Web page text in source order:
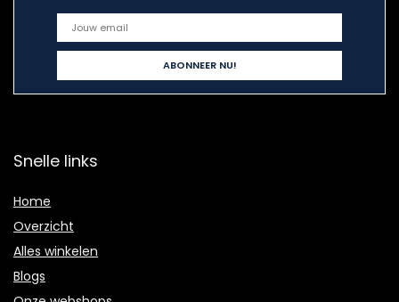
Snelle links
Home
Overzicht
Alles winkelen
Blogs